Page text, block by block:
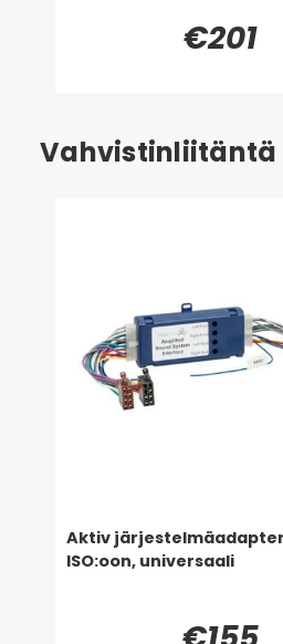
€201
Aktiv
ISO:oon, universaali